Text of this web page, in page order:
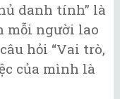
danh tính” là
mỗi người lao
hỏi “Vai trò,
của mình là